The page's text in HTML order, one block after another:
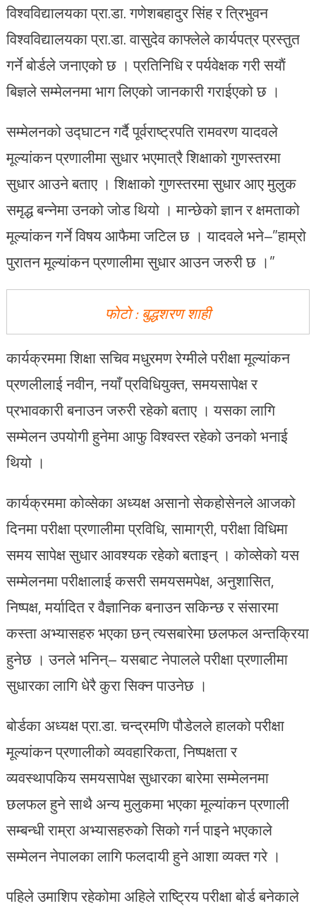
विश्वविद्यालयका प्रा.डा. गणेशबहादुर सिंह र त्रिभुवन
विश्वविद्यालयका प्रा.डा. वासुदेव काफ्लेले कार्यपत्र प्रस्तुत
गर्ने बोर्डले जनाएको छ । प्रतिनिधि र पर्यवेक्षक गरी सयाैं
बिज्ञले सम्मेलनमा भाग लिएको जानकारी गराईएको छ ।
सम्मेलनको उद्घाटन गर्दै पूर्वराष्ट्रपति रामवरण यादवले
मूल्यांकन प्रणालीमा सुधार भएमात्रै शिक्षाको गुणस्तरमा
सुधार आउने बताए । शिक्षाको गुणस्तरमा सुधार आए मुलुक
समृद्ध बन्नेमा उनको जोड थियो । मान्छेको ज्ञान र क्षमताको
मूल्यांकन गर्ने विषय आफैमा जटिल छ । यादवले भने–”हाम्रो
पुरातन मूल्यांकन प्रणालीमा सुधार आउन जरुरी छ ।”
फाेटाे : बुद्धशरण शाही
कार्यक्रममा शिक्षा सचिव मधुरमण रेग्मीले परीक्षा मूल्यांकन
प्रणलीलाई नवीन, नयाँ प्रविधियुक्त, समयसापेक्ष र
प्रभावकारी बनाउन जरुरी रहेको बताए । यसका लागि
सम्मेलन उपयोगी हुनेमा आफु विश्वस्त रहेको उनको भनाई
थियो ।
कार्यक्रममा कोव्सेका अध्यक्ष असानो सेकहोसेनले आजको
दिनमा परीक्षा प्रणालीमा प्रविधि, सामाग्री, परीक्षा विधिमा
समय सापेक्ष सुधार आवश्यक रहेको बताइन् । कोव्सेको यस
सम्मेलनमा परीक्षालाई कसरी समयसमपेक्ष, अनुशासित,
निष्पक्ष, मर्यादित र वैज्ञानिक बनाउन सकिन्छ र संसारमा
कस्ता अभ्यासहरु भएका छन् त्यसबारेमा छलफल अन्तक्रिया
हुनेछ । उनले भनिन्– यसबाट नेपालले परीक्षा प्रणालीमा
सुधारका लागि धेरै कुरा सिक्न पाउनेछ ।
बोर्डका अध्यक्ष प्रा.डा. चन्द्रमणि पौडेलले हालको परीक्षा
मूल्यांकन प्रणालीको व्यवहारिकता, निष्पक्षता र
व्यवस्थापकिय समयसापेक्ष सुधारका बारेमा सम्मेलनमा
छलफल हुने साथै अन्य मुलुकमा भएका मूल्यांकन प्रणाली
सम्बन्धी राम्रा अभ्यासहरुको सिको गर्न पाइने भएकाले
सम्मेलन नेपालका लागि फलदायी हुने आशा व्यक्त गरे ।
पहिले उमाशिप रहेकोमा अहिले राष्ट्रिय परीक्षा बोर्ड बनेकाले